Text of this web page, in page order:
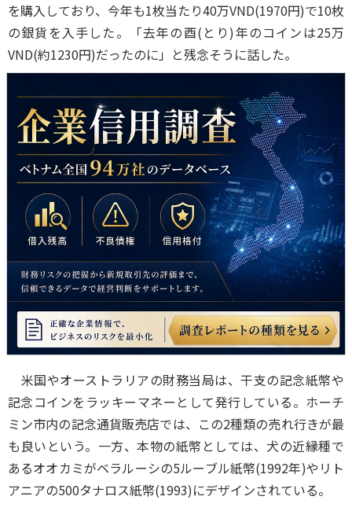
を購入しており、今年も1枚当たり40万VND(1970円)で10枚
の銀貨を入手した。「去年の酉(とり)年のコインは25万
VND(約1230円)だったのに」と残念そうに話した。
米国やオーストラリアの財務当局は、干支の記念紙幣や
記念コインをラッキーマネーとして発行している。ホーチ
ミン市内の記念通貨販売店では、この2種類の売れ行きが最
も良いという。一方、本物の紙幣としては、犬の近縁種で
あるオオカミがベラルーシの5ルーブル紙幣(1992年)やリト
アニアの500タナロス紙幣(1993)にデザインされている。